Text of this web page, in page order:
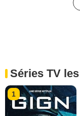
Séries TV
1